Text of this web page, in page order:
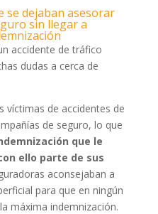
se dejaban asesorar
sin llegar a
accidente de tráfico
dudas a cerca de
víctimas de accidentes de
de seguro, lo que
que le
ello parte de sus
aconsejaban a
para que en ningún
máxima indemnización.